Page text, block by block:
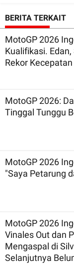
BERITA TERKAIT
MotoGP 2026
Kualifikasi.
Rekor
MotoGP 2026:
Tinggal Tunggu
MotoGP 2026
"Saya Petarung
MotoGP 2026
Vinales Out dan
Mengaspal di
Selanjutnya